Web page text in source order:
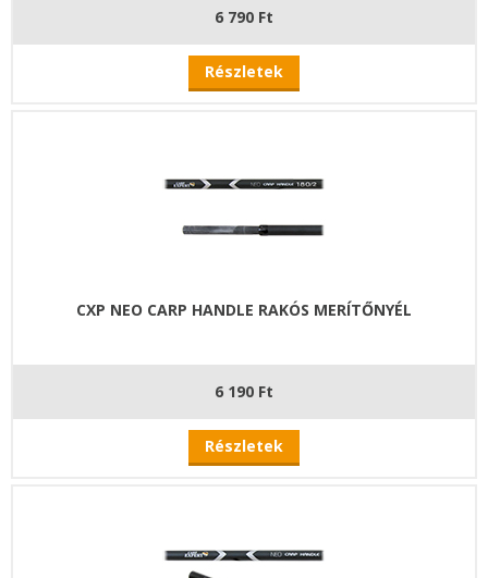
6 790 Ft
Részletek
CXP NEO CARP HANDLE RAKÓS MERÍTŐNYÉL
6 190 Ft
Részletek